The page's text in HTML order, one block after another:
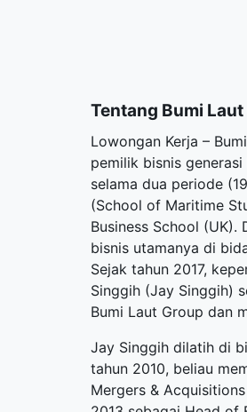
Tentang Bumi
Lowongan Kerja –
pemilik bisnis
selama dua periode
(School of Maritime
Business School
bisnis utamanya di
Sejak tahun 2017,
Singgih (Jay Singgih)
Bumi Laut Group dan
Jay Singgih dilatih di
tahun 2010, beliau
Mergers &